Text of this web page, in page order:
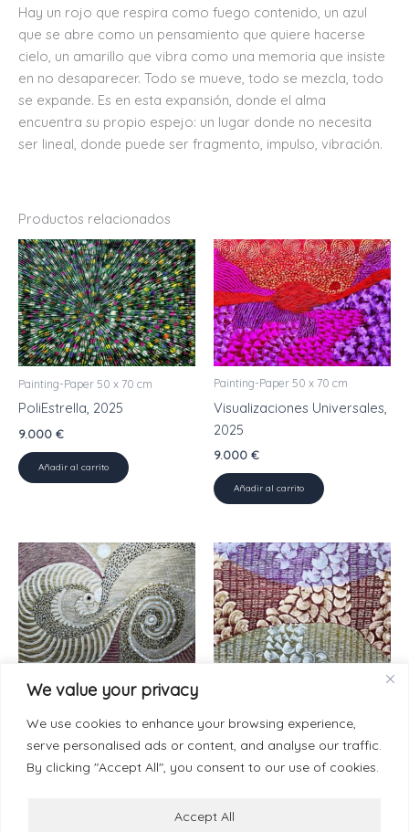
We value your privacy
We use cookies to enhance your browsing experience,
serve personalised ads or content, and analyse our traffic.
By clicking "Accept All", you consent to our use of cookies.
Accept All
Hay un rojo que respira como fuego contenido, un azul
que se abre como un pensamiento que quiere hacerse
cielo, un amarillo que vibra como una memoria que insiste
en no desaparecer. Todo se mueve, todo se mezcla, todo
se expande. Es en esta expansión, donde el alma
encuentra su propio espejo: un lugar donde no necesita
ser lineal, donde puede ser fragmento, impulso, vibración.
Productos relacionados
Painting-Paper 50 x 70 cm
PoliEstrella, 2025
9.000 €
Añadir al carrito
Painting-Paper 50 x 70 cm
Visualizaciones Universales,
2025
9.000 €
Añadir al carrito
Painting-Paper 50 x 70 cm
Añadir al carrito
desvanecidos, 2025